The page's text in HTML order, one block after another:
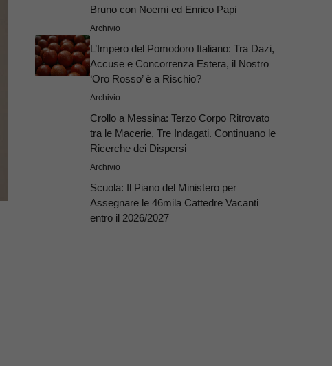
Bruno con Noemi ed Enrico Papi
Archivio
L’Impero del Pomodoro Italiano: Tra Dazi,
Accuse e Concorrenza Estera, il Nostro
‘Oro Rosso’ è a Rischio?
Archivio
Crollo a Messina: Terzo Corpo Ritrovato
tra le Macerie, Tre Indagati. Continuano le
Ricerche dei Dispersi
Archivio
Scuola: Il Piano del Ministero per
Assegnare le 46mila Cattedre Vacanti
entro il 2026/2027